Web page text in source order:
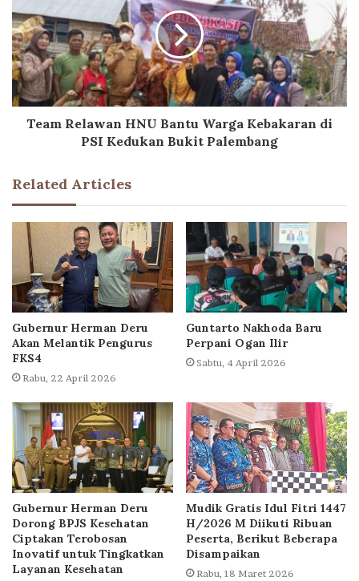
Team Relawan HNU Bantu Warga Kebakaran di
PSI Kedukan Bukit Palembang
Related Articles
Gubernur Herman Deru
Akan Melantik Pengurus
FKS4
Rabu, 22 April 2026
Guntarto Nakhoda Baru
Perpani Ogan Ilir
Sabtu, 4 April 2026
Gubernur Herman Deru
Dorong BPJS Kesehatan
Ciptakan Terobosan
Inovatif untuk Tingkatkan
Layanan Kesehatan
Mudik Gratis Idul Fitri 1447
H/2026 M Diikuti Ribuan
Peserta, Berikut Beberapa
Disampaikan
Rabu, 18 Maret 2026